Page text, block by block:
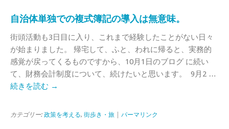
自治体単独での複式簿記の導入は無意味。
街頭活動も3日目に入り、これまで経験したことがない日々
が始まりました。 帰宅して、ふと、われに帰ると、実務的
感覚が戻ってくるものですから、10月1日のブログ に続い
て、財務会計制度について、続けたいと思います。 9月2 …
続きを読む →
カテゴリー: 政策を考える, 街歩き・旅 パーマリンク